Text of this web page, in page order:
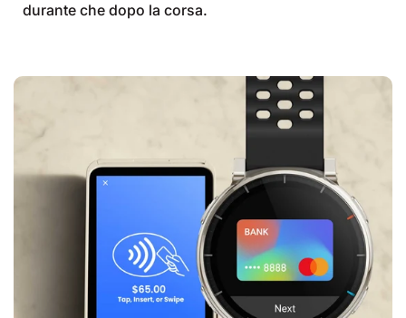
durante che dopo la corsa.